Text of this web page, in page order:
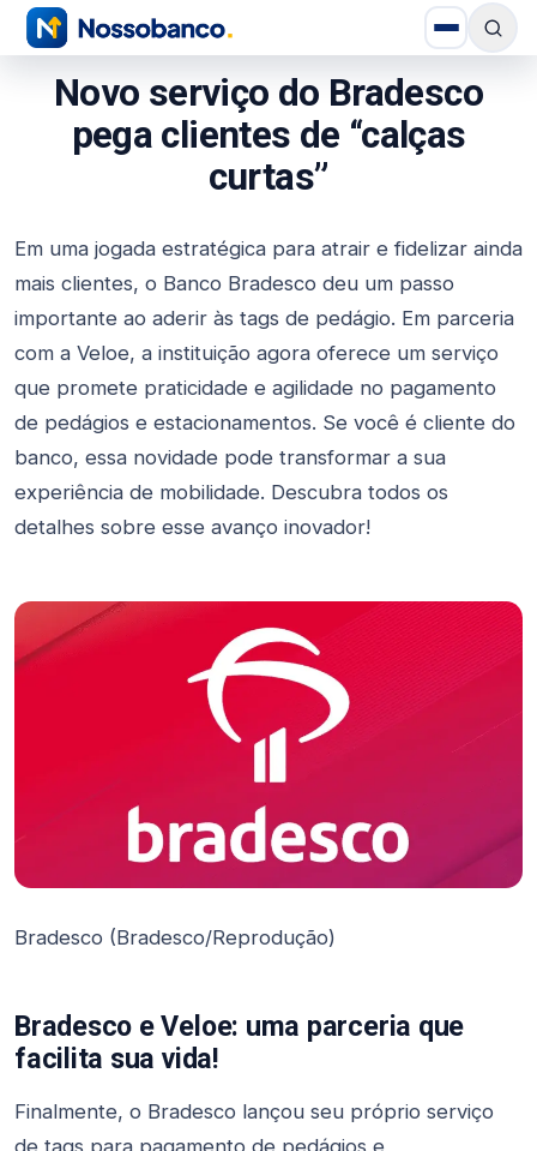
Novo serviço do Bradesco
pega clientes de “calças
curtas”
Em uma jogada estratégica para atrair e fidelizar ainda
mais clientes, o Banco Bradesco deu um passo
importante ao aderir às tags de pedágio. Em parceria
com a Veloe, a instituição agora oferece um serviço
que promete praticidade e agilidade no pagamento
de pedágios e estacionamentos. Se você é cliente do
banco, essa novidade pode transformar a sua
experiência de mobilidade. Descubra todos os
detalhes sobre esse avanço inovador!
Bradesco (Bradesco/Reprodução)
Bradesco e Veloe: uma parceria que
facilita sua vida!
Finalmente, o Bradesco lançou seu próprio serviço